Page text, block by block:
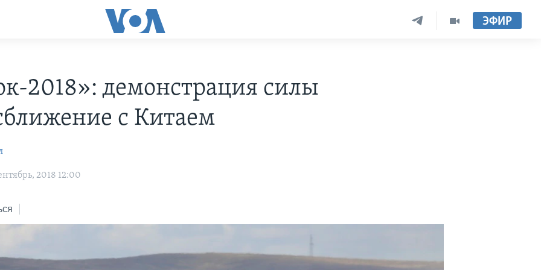
ЭФИР
2018»: демонстрация силы
с Китаем
2018 12:00